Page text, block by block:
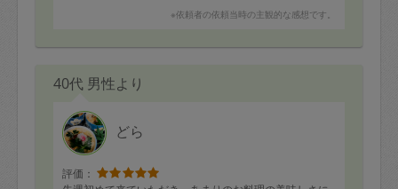
※依頼者の依頼当時の主観的な感想です。
40代 男性より
どら
評価：